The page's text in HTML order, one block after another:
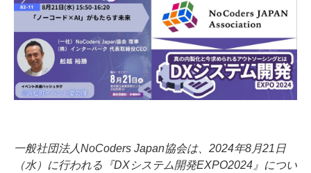
一般社団法人NoCoders Japan協会は、2024年8月21日
（水）に行われる『DXシステム開発EXPO2024』につい